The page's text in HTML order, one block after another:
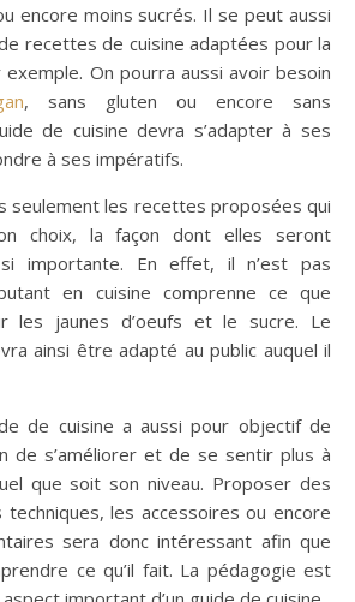
encore moins sucrés. Il se peut aussi
recettes de cuisine adaptées pour la
On pourra aussi avoir besoin
, sans gluten ou encore sans
de cuisine devra s’adapter à ses
à ses impératifs.
seulement les recettes proposées qui
choix, la façon dont elles seront
importante. En effet, il n’est pas
en cuisine comprenne ce que
les jaunes d’oeufs et le sucre. Le
ainsi être adapté au public auquel il
de cuisine a aussi pour objectif de
de s’améliorer et de se sentir plus à
que soit son niveau. Proposer des
les accessoires ou encore
sera donc intéressant afin que
ce qu’il fait. La pédagogie est